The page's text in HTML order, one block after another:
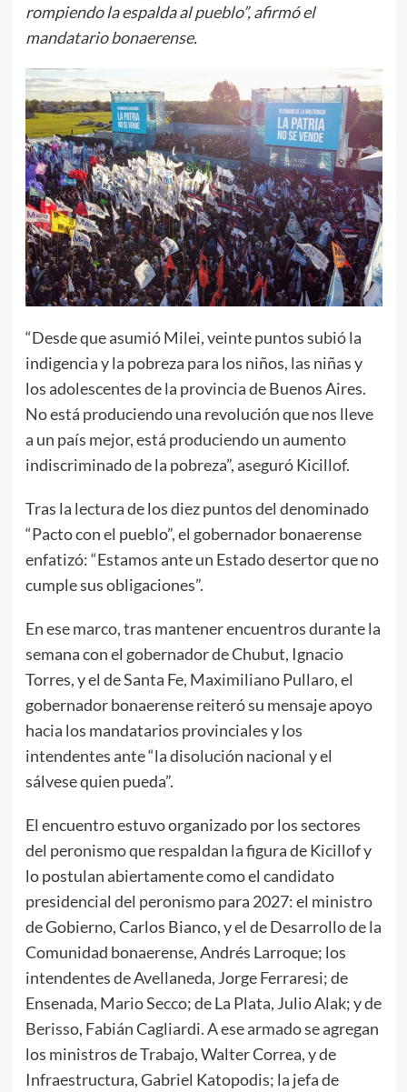
rompiendo la espalda al pueblo”, afirmó el
mandatario bonaerense.
“Desde que asumió Milei, veinte puntos subió la
indigencia y la pobreza para los niños, las niñas y
los adolescentes de la provincia de Buenos Aires.
No está produciendo una revolución que nos lleve
a un país mejor, está produciendo un aumento
indiscriminado de la pobreza”, aseguró Kicillof.
Tras la lectura de los diez puntos del denominado
“Pacto con el pueblo”, el gobernador bonaerense
enfatizó: “Estamos ante un Estado desertor que no
cumple sus obligaciones”.
En ese marco, tras mantener encuentros durante la
semana con el gobernador de Chubut, Ignacio
Torres, y el de Santa Fe, Maximiliano Pullaro, el
gobernador bonaerense reiteró su mensaje apoyo
hacia los mandatarios provinciales y los
intendentes ante “la disolución nacional y el
sálvese quien pueda”.
El encuentro estuvo organizado por los sectores
del peronismo que respaldan la figura de Kicillof y
lo postulan abiertamente como el candidato
presidencial del peronismo para 2027: el ministro
de Gobierno, Carlos Bianco, y el de Desarrollo de la
Comunidad bonaerense, Andrés Larroque; los
intendentes de Avellaneda, Jorge Ferraresi; de
Ensenada, Mario Secco; de La Plata, Julio Alak; y de
Berisso, Fabián Cagliardi. A ese armado se agregan
los ministros de Trabajo, Walter Correa, y de
Infraestructura, Gabriel Katopodis; la jefa de